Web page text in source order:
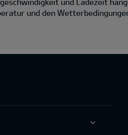
und den